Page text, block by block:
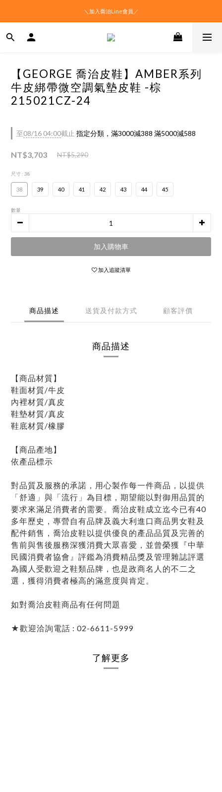
＼加入喬治Line會員／
【GEORGE 喬治皮鞋】AMBER系列
牛皮綁帶微空調氣墊皮鞋 -棕
215021CZ-24
至08/16 04:00截止 指定分類，滿3000減388 滿5000減588
NT$3,703 NT$5,290
尺寸 : 38
38 39 40 41 42 43 44 45
數量
加入購物車
加入追蹤清單
商品描述 送貨及付款方式 顧客評價
商品描述
【商品材質】
鞋面材質/牛皮
內裡材質/真皮
鞋墊材質/真皮
鞋底材質/橡膠
【商品產地】
依產品標示
對品質及服務的承諾，用心製作每一件商品，以提供
「舒適」與「流行」為目標，期望能以對御用品質的
要求來滿足消費者的需要。喬治皮鞋成立迄今已有40
多年歷史，專營自有品牌及義大利進口商品男女鞋及
配件銷售，喬治皮鞋以提供優良的產品品質及完善的
售前與售後服務深獲消費大眾喜愛，並曾榮獲『中華
民國消費者協會』評鑑為消費精品獎及管理雜誌評選
為國人受歡迎之鞋類品牌，也是政商名人的不二之
選，獲得消費者極高的滿意度與肯定。
如對喬治皮鞋商品有任何問題
★歡迎洽詢電話 : 02-6611-5999
了解更多